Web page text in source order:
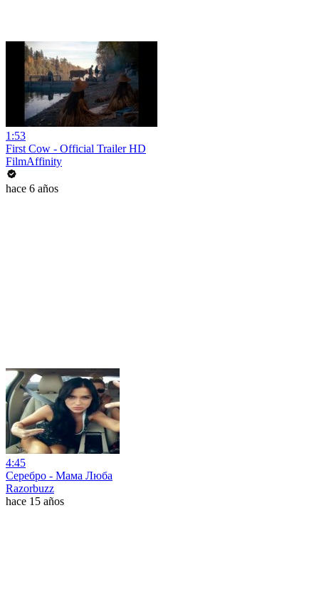
1:53
First Cow - Official Trailer HD
FilmAffinity
hace 6 años
4:45
Серебро - Мама Люба
Razorbuzz
hace 15 años